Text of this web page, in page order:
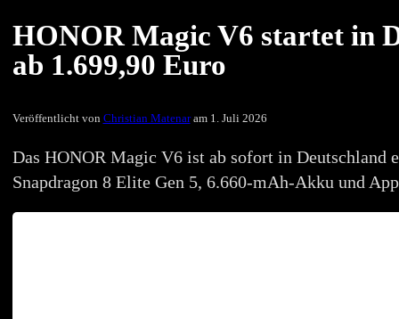
HONOR Magic V6 startet in
ab 1.699,90 Euro
Veröffentlicht von Christian Matenaram 1. Juli 2026
Das HONOR Magic V6 ist ab sofort in
Snapdragon 8 Elite Gen 5, 6.660-mAh-Akku und